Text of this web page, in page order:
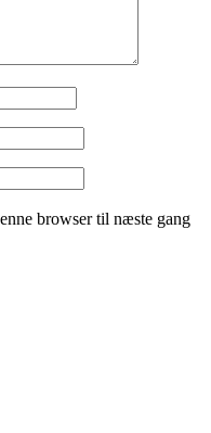
browser til næste gang